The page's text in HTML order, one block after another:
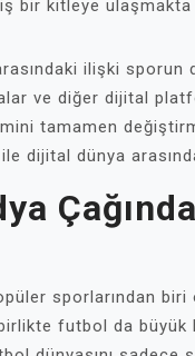
bir kitleye
ilişki
ve diğer dijital
tamamen
dijital dünya
sporlarından
futbol da